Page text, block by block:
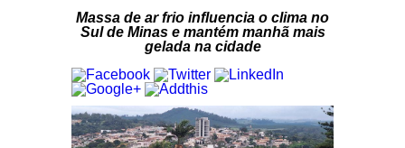
Massa de ar frio influencia o clima no
Sul de Minas e mantém manhã mais
gelada na cidade